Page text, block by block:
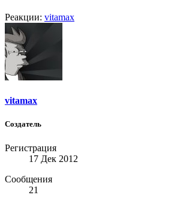
Реакции: vitamax
vitamax
Создатель
Регистрация
17 Дек 2012
Сообщения
21